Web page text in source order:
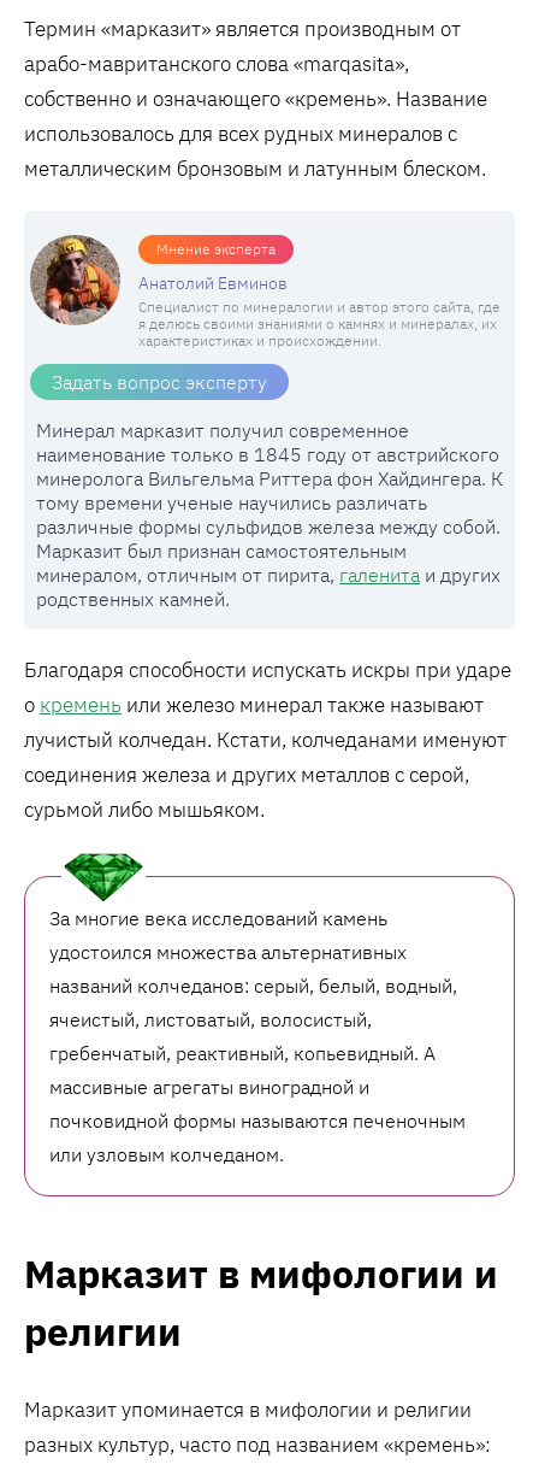
Термин «марказит» является производным от
арабо-мавританского слова «marqasita»,
собственно и означающего «кремень». Название
использовалось для всех рудных минералов с
металлическим бронзовым и латунным блеском.
Мнение эксперта
Анатолий Евминов
Специалист по минералогии и автор этого сайта, где
я делюсь своими знаниями о камнях и минералах, их
характеристиках и происхождении.
Задать вопрос эксперту
Минерал марказит получил современное
наименование только в 1845 году от австрийского
минеролога Вильгельма Риттера фон Хайдингера. К
тому времени ученые научились различать
различные формы сульфидов железа между собой.
Марказит был признан самостоятельным
минералом, отличным от пирита, галенита и других
родственных камней.
Благодаря способности испускать искры при ударе
о кремень или железо минерал также называют
лучистый колчедан. Кстати, колчеданами именуют
соединения железа и других металлов с серой,
сурьмой либо мышьяком.
За многие века исследований камень
удостоился множества альтернативных
названий колчеданов: серый, белый, водный,
ячеистый, листоватый, волосистый,
гребенчатый, реактивный, копьевидный. А
массивные агрегаты виноградной и
почковидной формы называются печеночным
или узловым колчеданом.
Марказит в мифологии и
религии
Марказит упоминается в мифологии и религии
разных культур, часто под названием «кремень»: